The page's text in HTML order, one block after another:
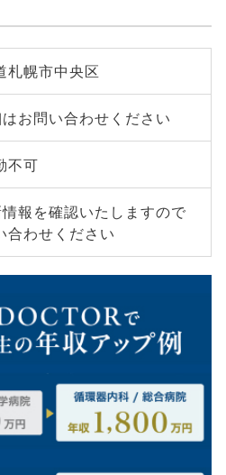
札幌市中央区
お問い合わせください
不可
報を確認いたしますので
合わせください